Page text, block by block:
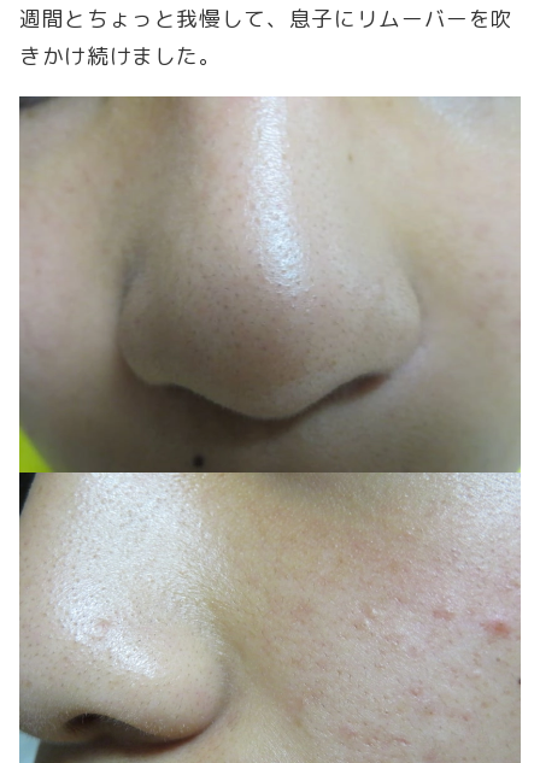
週間とちょっと我慢して、息子にリムーバーを吹
きかけ続けました。